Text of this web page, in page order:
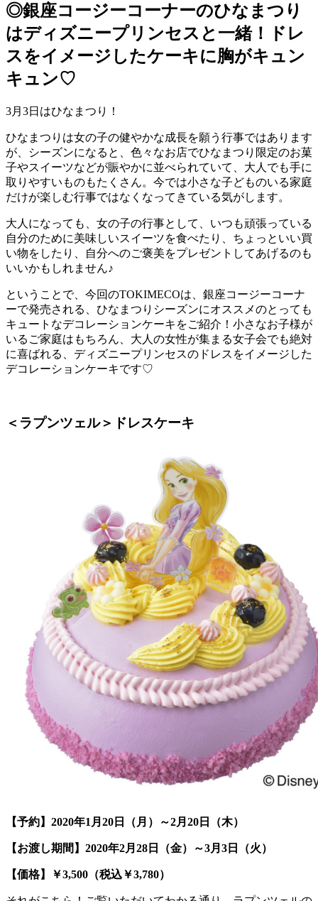
◎銀座コージーコーナーのひなまつり
はディズニープリンセスと一緒！ドレ
スをイメージしたケーキに胸がキュン
キュン♡
3月3日はひなまつり！
ひなまつりは女の子の健やかな成長を願う行事ではあります
が、シーズンになると、色々なお店でひなまつり限定のお菓
子やスイーツなどが賑やかに並べられていて、大人でも手に
取りやすいものもたくさん。今では小さな子どものいる家庭
だけが楽しむ行事ではなくなってきている気がします。
大人になっても、女の子の行事として、いつも頑張っている
自分のために美味しいスイーツを食べたり、ちょっといい買
い物をしたり、自分へのご褒美をプレゼントしてあげるのも
いいかもしれません♪
ということで、今回のTOKIMECOは、銀座コージーコーナ
ーで発売される、ひなまつりシーズンにオススメのとっても
キュートなデコレーションケーキをご紹介！小さなお子様が
いるご家庭はもちろん、大人の女性が集まる女子会でも絶対
に喜ばれる、ディズニープリンセスのドレスをイメージした
デコレーションケーキです♡
＜ラプンツェル＞ドレスケーキ
【予約】2020年1月20日（月）～2月20日（木）
【お渡し期間】2020年2月28日（金）～3月3日（火）
【価格】￥3,500（税込￥3,780）